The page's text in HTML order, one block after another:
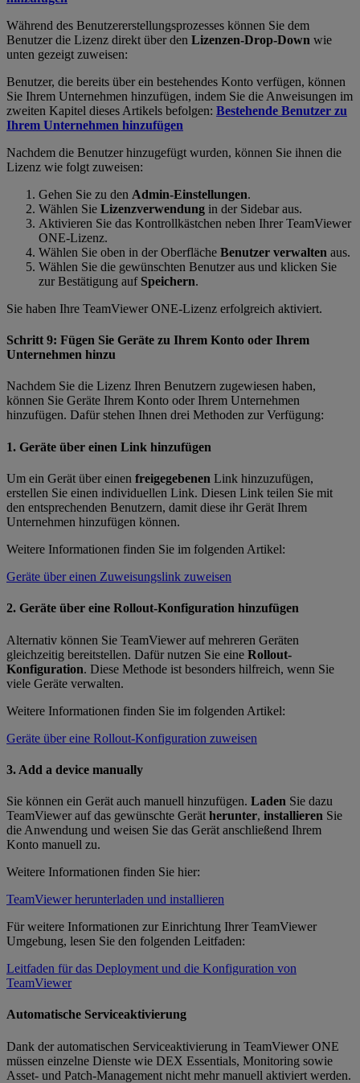
Während des Benutzererstellungsprozesses können Sie dem
Benutzer die Lizenz direkt über den Lizenzen-Drop-Down wie
unten gezeigt zuweisen:
Benutzer, die bereits über ein bestehendes Konto verfügen, können
Sie Ihrem Unternehmen hinzufügen, indem Sie die Anweisungen im
zweiten Kapitel dieses Artikels befolgen: Bestehende Benutzer zu
Ihrem Unternehmen hinzufügen
Nachdem die Benutzer hinzugefügt wurden, können Sie ihnen die
Lizenz wie folgt zuweisen:
Gehen Sie zu den Admin-Einstellungen.
Wählen Sie Lizenzverwendung in der Sidebar aus.
Aktivieren Sie das Kontrollkästchen neben Ihrer TeamViewer
ONE-Lizenz.
Wählen Sie oben in der Oberfläche Benutzer verwalten aus.
Wählen Sie die gewünschten Benutzer aus und klicken Sie
zur Bestätigung auf Speichern.
Sie haben Ihre TeamViewer ONE-Lizenz erfolgreich aktiviert.
Schritt 9: Fügen Sie Geräte zu Ihrem Konto oder Ihrem
Unternehmen hinzu
Nachdem Sie die Lizenz Ihren Benutzern zugewiesen haben,
können Sie Geräte Ihrem Konto oder Ihrem Unternehmen
hinzufügen. Dafür stehen Ihnen drei Methoden zur Verfügung:
1. Geräte über einen Link hinzufügen
Um ein Gerät über einen freigegebenen Link hinzuzufügen,
erstellen Sie einen individuellen Link. Diesen Link teilen Sie mit
den entsprechenden Benutzern, damit diese ihr Gerät Ihrem
Unternehmen hinzufügen können.
Weitere Informationen finden Sie im folgenden Artikel:
Geräte über einen Zuweisungslink zuweisen
2. Geräte über eine Rollout-Konfiguration hinzufügen
Alternativ können Sie TeamViewer auf mehreren Geräten
gleichzeitig bereitstellen. Dafür nutzen Sie eine Rollout-
Konfiguration. Diese Methode ist besonders hilfreich, wenn Sie
viele Geräte verwalten.
Weitere Informationen finden Sie im folgenden Artikel:
Geräte über eine Rollout-Konfiguration zuweisen
3. Add a device manually
Sie können ein Gerät auch manuell hinzufügen. Laden Sie dazu
TeamViewer auf das gewünschte Gerät herunter, installieren Sie
die Anwendung und weisen Sie das Gerät anschließend Ihrem
Konto manuell zu.
Weitere Informationen finden Sie hier:
TeamViewer herunterladen und installieren
Für weitere Informationen zur Einrichtung Ihrer TeamViewer
Umgebung, lesen Sie den folgenden Leitfaden:
Leitfaden für das Deployment und die Konfiguration von
TeamViewer
Automatische Serviceaktivierung
Dank der automatischen Serviceaktivierung in TeamViewer ONE
müssen einzelne Dienste wie DEX Essentials, Monitoring sowie
Asset- und Patch-Management nicht mehr manuell aktiviert werden.